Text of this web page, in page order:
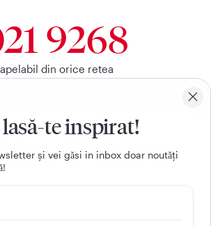
te inspirat!
și vei gǎsi in inbox doar noutǎți
9268
din orice retea